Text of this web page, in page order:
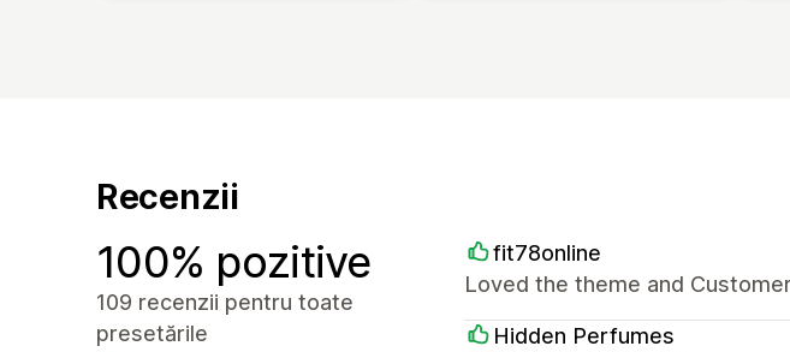
Recenzii
100% pozitive
109 recenzii pentru toate
presetările
fit78online
Loved the theme and
Hidden Perfumes